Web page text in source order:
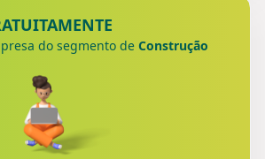
do segmento de Construção